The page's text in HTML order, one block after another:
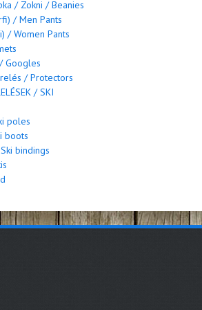
/ Zokni / Beanies
/ Men Pants
/ Women Pants
Googles
/ Protectors
/ SKI
poles
boots
bindings